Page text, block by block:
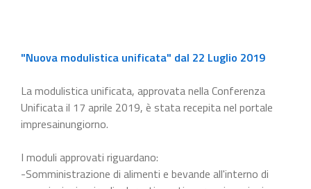
"Nuova modulistica unificata" dal 22 Luglio 2019
La modulistica unificata, approvata nella Conferenza
Unificata il 17 aprile 2019, è stata recepita nel portale
impresainungiorno.
I moduli approvati riguardano:
-Somministrazione di alimenti e bevande all'interno di